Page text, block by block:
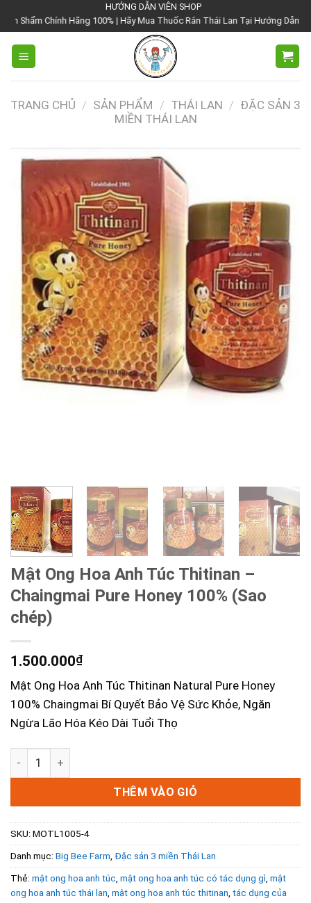
đến
nội
dung
HƯỚNG DẪN VIÊN SHOP
100% | Hãy Mua Thuốc Rắn Thái Lan Tại Hướng Dẫn Viên Shop | Với Giá
TRANG CHỦ / SẢN PHẨM / THÁI LAN / ĐẶC SẢN 3
MIỀN THÁI LAN
Mật Ong Hoa Anh Túc Thitinan –
Chaingmai Pure Honey 100% (Sao
chép)
1.500.000₫
Mật Ong Hoa Anh Túc Thitinan Natural Pure Honey
100% Chaingmai Bí Quyết Bảo Vệ Sức Khỏe, Ngăn
Ngừa Lão Hóa Kéo Dài Tuổi Thọ
Mật Ong Hoa Anh Túc Thitinan - Chaingmai Pure Honey
THÊM VÀO GIỎ
SKU: MOTL1005-4
Danh mục: Big Bee Farm Đặc sản 3 miền Thái Lan
Thẻ: mật ong hoa anh túc mật ong hoa anh túc có tác dụng gì mật
ong hoa anh túc thái lan mật ong hoa anh túc thitinan tác dụng của